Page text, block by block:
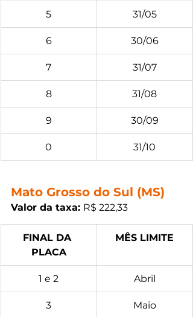
5 31/05
6 30/06
7 31/07
8 31/08
9 30/09
0 31/10
Mato Grosso do Sul (MS)
Valor da taxa: R$ 222,33
FINAL DA
PLACA
MÊS LIMITE
1 e 2 Abril
3 Maio